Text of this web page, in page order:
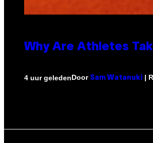
Why Are Athletes
4 uur geledenDoor Sam Watanuki |